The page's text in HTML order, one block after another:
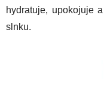
hydratuje, upokojuje
slnku.